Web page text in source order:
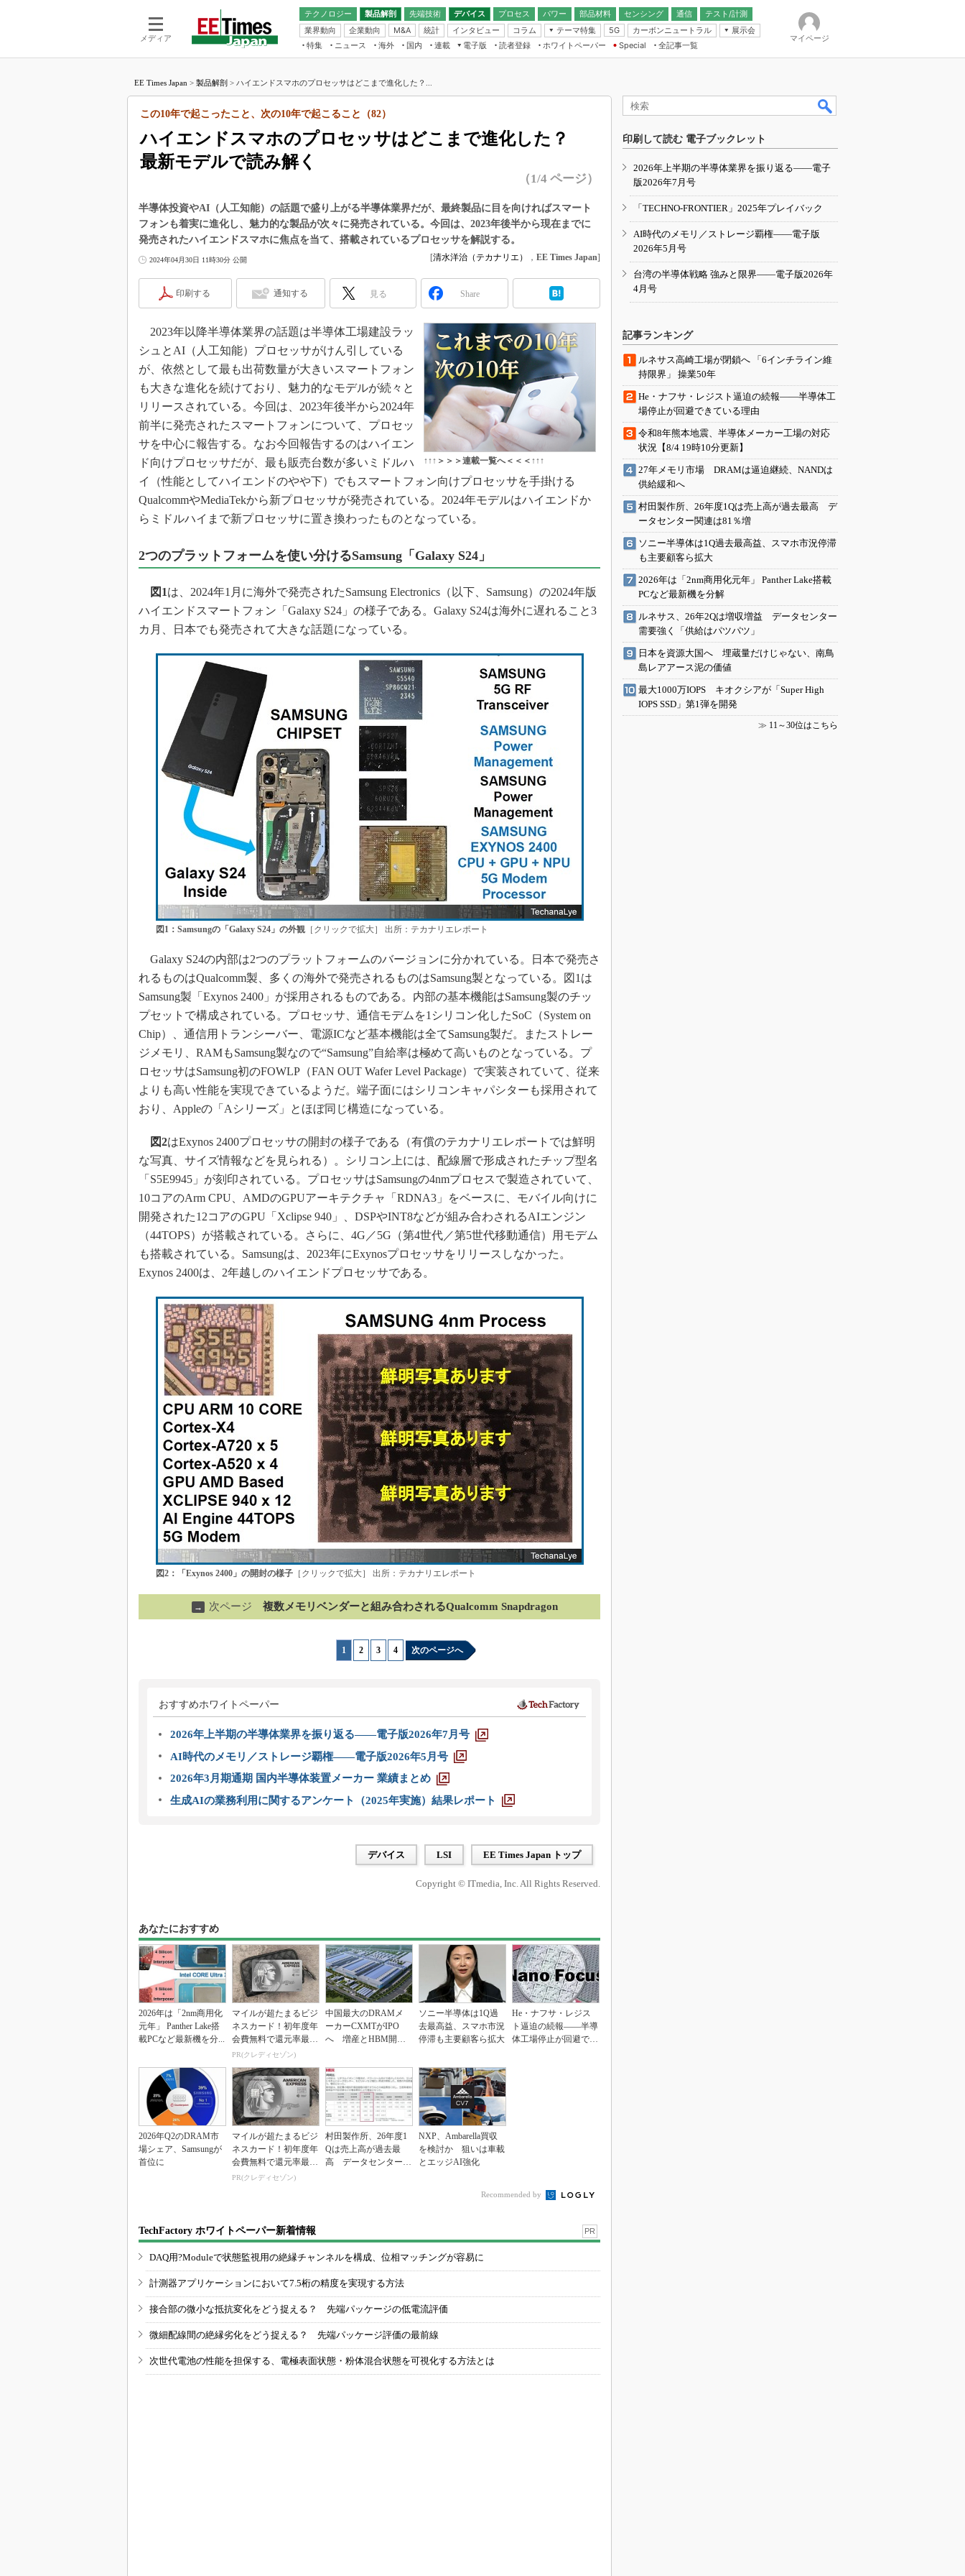
メディア
テクノロジー 製品解剖
先端技術
電池／エネルギー
デバイス
アナログ
LSI
マイコン
FPGA
プロセス パワー 部品材料 センシング
通信
無線
テスト/計測
業界動向
企業動向 M&A 統計 インタビュー コラム
テーマ特集
フィジカルAI
読者調査（EE Times Research）
電源設計（EDN Japan）
エレクトロニクス入門（EDN
Japan）
5G カーボンニュートラル
展示会
IoT・エッジコンピューティング
EXPO
TECHNO-FRONTIER
人とくるま展
特集 ニュース 海外 国内
連載
福田昭のデバイス通信
湯之上隆のナノフォーカス
大山聡の業界スコープ
ック
世界を「数字」で回してみよう
踊るバズワード ～Behind the
で起こること
製品分解で探るアジアの新トレンド
光伝送技術を知る
“異端児エンジニア”が仕掛けた社内
イノベーションは日本を救うのか
JASA発IoT通信
IHSアナリスト「未来展望」
「英語に愛されないエンジニア」の
ための新行動論
電子版
電子ブックレット
読者登録 ホワイトペーパー
Special
全記事一覧
マイページ
EE Times Japan > 製品解剖 > ハイエンドスマホのプロセッサはどこまで進化した？...
ハイエンドスマホのプロセッサはどこまで進化した？
最新モデルで読み解く
この10年で起こったこと、次の10年で起こること（82）
（1/4 ページ）
半導体投資やAI（人工知能）の話題で盛り上がる半導体業界だが、最終製品に目を向ければスマート
フォンも着実に進化し、魅力的な製品が次々に発売されている。今回は、2023年後半から現在までに
発売されたハイエンドスマホに焦点を当て、搭載されているプロセッサを解説する。
2024年04月30日 11時30分 公開 [清水洋治（テカナリエ） ， EE Times Japan]
印刷する 通知する 見る Share
↑↑↑＞＞＞連載一覧へ＜＜＜↑↑↑
2023年以降半導体業界の話題は半導体工場建設ラッ
シュとAI（人工知能）プロセッサがけん引している
が、依然として最も出荷数量が大きいスマートフォン
も大きな進化を続けており、魅力的なモデルが続々と
リリースされている。今回は、2023年後半から2024年
前半に発売されたスマートフォンについて、プロセッ
サを中心に報告する。なお今回報告するのはハイエン
ド向けプロセッサだが、最も販売台数が多いミドルハ
イ（性能としてハイエンドのやや下）でもスマートフォン向けプロセッサを手掛ける
QualcommやMediaTekから新プロセッサが発売されている。2024年モデルはハイエンドか
らミドルハイまで新プロセッサに置き換わったものとなっている。
2つのプラットフォームを使い分けるSamsung「Galaxy S24」
図1は、2024年1月に海外で発売されたSamsung Electronics（以下、Samsung）の2024年版
ハイエンドスマートフォン「Galaxy S24」の様子である。Galaxy S24は海外に遅れること3
カ月、日本でも発売されて大きな話題になっている。
図1：Samsungの「Galaxy S24」の外観［クリックで拡大］ 出所：テカナリエレポート
Galaxy S24の内部は2つのプラットフォームのバージョンに分かれている。日本で発売さ
れるものはQualcomm製、多くの海外で発売されるものはSamsung製となっている。図1は
Samsung製「Exynos 2400」が採用されるものである。内部の基本機能はSamsung製のチッ
プセットで構成されている。プロセッサ、通信モデムを1シリコン化したSoC（System on
Chip）、通信用トランシーバー、電源ICなど基本機能は全てSamsung製だ。またストレー
ジメモリ、RAMもSamsung製なので“Samsung”自給率は極めて高いものとなっている。プ
ロセッサはSamsung初のFOWLP（FAN OUT Wafer Level Package）で実装されていて、従来
よりも高い性能を実現できているようだ。端子面にはシリコンキャパシターも採用されて
おり、Appleの「Aシリーズ」とほぼ同じ構造になっている。
図2はExynos 2400プロセッサの開封の様子である（有償のテカナリエレポートでは鮮明
な写真、サイズ情報などを見られる）。シリコン上には、配線層で形成されたチップ型名
「S5E9945」が刻印されている。プロセッサはSamsungの4nmプロセスで製造されていて、
10コアのArm CPU、AMDのGPUアーキテクチャ「RDNA3」をベースに、モバイル向けに
開発された12コアのGPU「Xclipse 940」、DSPやINT8などが組み合わされるAIエンジン
（44TOPS）が搭載されている。さらに、4G／5G（第4世代／第5世代移動通信）用モデム
も搭載されている。Samsungは、2023年にExynosプロセッサをリリースしなかった。
Exynos 2400は、2年越しのハイエンドプロセッサである。
図2：「Exynos 2400」の開封の様子［クリックで拡大］ 出所：テカナリエレポート
→ 次ページ 複数メモリベンダーと組み合わされるQualcomm Snapdragon
1 2 3 4 次のページへ
おすすめホワイトペーパー
2026年上半期の半導体業界を振り返る――電子版2026年7月号
AI時代のメモリ／ストレージ覇権――電子版2026年5月号
2026年3月期通期 国内半導体装置メーカー 業績まとめ
生成AIの業務利用に関するアンケート（2025年実施）結果レポート
デバイス LSI EE Times Japan トップ
Copyright © ITmedia, Inc. All Rights Reserved.
あなたにおすすめ
2026年は「2nm商用化
元年」 Panther Lake搭
載PCなど最新機を分...
マイルが超たまるビジ
ネスカード！初年度年
会費無料で還元率最大
1.125%
PR(クレディセゾン)
中国最大のDRAMメ
ーカーCXMTがIPO
へ 増産とHBM開発
ソニー半導体は1Q過
去最高益、スマホ市況
停滞も主要顧客ら拡大
He・ナフサ・レジス
ト逼迫の続報――半導
体工場停止が回避でき
2026年Q2のDRAM市
場シェア、Samsungが
首位に
マイルが超たまるビジ
ネスカード！初年度年
会費無料で還元率最大
1.125%
PR(クレディセゾン)
村田製作所、26年度1
Qは売上高が過去最
高 データセンター関
NXP、Ambarella買収
を検討か 狙いは車載
とエッジAI強化
Recommended by
TechFactory ホワイトペーパー新着情報 PR
DAQ用?Moduleで状態監視用の絶縁チャンネルを構成、位相マッチングが容易に
計測器アプリケーションにおいて7.5桁の精度を実現する方法
接合部の微小な抵抗変化をどう捉える？ 先端パッケージの低電流評価
微細配線間の絶縁劣化をどう捉える？ 先端パッケージ評価の最前線
次世代電池の性能を担保する、電極表面状態・粉体混合状態を可視化する方法とは
印刷して読む 電子ブックレット
2026年上半期の半導体業界を振り返る――電子
版2026年7月号
「TECHNO-FRONTIER」2025年プレイバック
AI時代のメモリ／ストレージ覇権――電子版
2026年5月号
台湾の半導体戦略 強みと限界――電子版2026年
4月号
記事ランキング
ルネサス高崎工場が閉鎖へ 「6インチライン維
持限界」 操業50年
He・ナフサ・レジスト逼迫の続報――半導体工
場停止が回避できている理由
令和8年熊本地震、半導体メーカー工場の対応
状況【8/4 19時10分更新】
27年メモリ市場 DRAMは逼迫継続、NANDは
供給緩和へ
村田製作所、26年度1Qは売上高が過去最高 デ
ータセンター関連は81％増
ソニー半導体は1Q過去最高益、スマホ市況停滞
も主要顧客ら拡大
2026年は「2nm商用化元年」 Panther Lake搭載
PCなど最新機を分解
ルネサス、26年2Qは増収増益 データセンター
需要強く「供給はパツパツ」
日本を資源大国へ 埋蔵量だけじゃない、南鳥
島レアアース泥の価値
最大1000万IOPS キオクシアが「Super High
IOPS SSD」第1弾を開発
≫ 11～30位はこちら